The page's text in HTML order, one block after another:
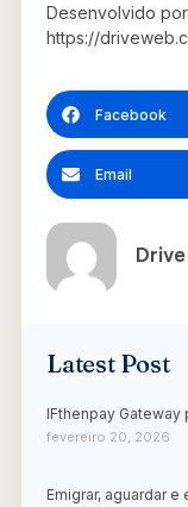
Desenvolvido
https://
Facebook
Email
Drive
Latest Post
IFthenpay Gateway
fevereiro 20, 2026
Emigrar, aguardar